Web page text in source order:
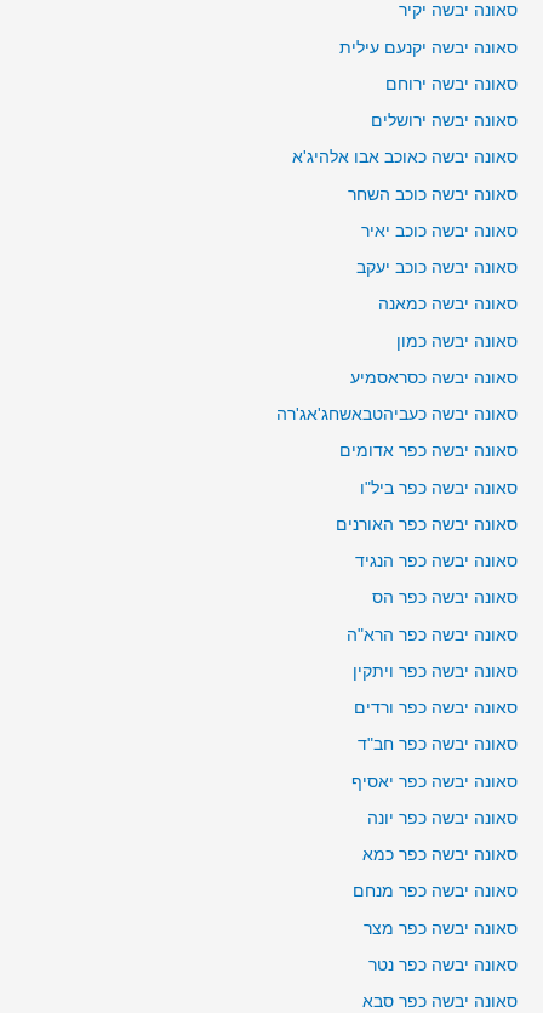
סאונה יבשה יקיר
סאונה יבשה יקנעם עילית
סאונה יבשה ירוחם
סאונה יבשה ירושלים
סאונה יבשה כאוכב אבו אלהיג'א
סאונה יבשה כוכב השחר
סאונה יבשה כוכב יאיר
סאונה יבשה כוכב יעקב
סאונה יבשה כמאנה
סאונה יבשה כמון
סאונה יבשה כסראסמיע
סאונה יבשה כעביהטבאשחג'אג'רה
סאונה יבשה כפר אדומים
סאונה יבשה כפר ביל"ו
סאונה יבשה כפר האורנים
סאונה יבשה כפר הנגיד
סאונה יבשה כפר הס
סאונה יבשה כפר הרא"ה
סאונה יבשה כפר ויתקין
סאונה יבשה כפר ורדים
סאונה יבשה כפר חב"ד
סאונה יבשה כפר יאסיף
סאונה יבשה כפר יונה
סאונה יבשה כפר כמא
סאונה יבשה כפר מנחם
סאונה יבשה כפר מצר
סאונה יבשה כפר נטר
סאונה יבשה כפר סבא